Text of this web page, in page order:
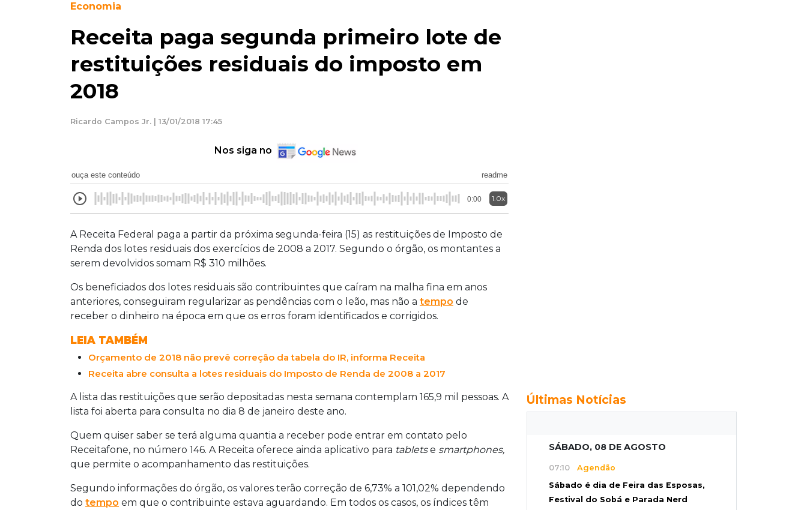
Economia
Receita paga segunda primeiro lote de
restituições residuais do imposto em
2018
Ricardo Campos Jr. | 13/01/2018 17:45
Nos siga no
ouça este conteúdo readme
0:00 1.0x
A Receita Federal paga a partir da próxima segunda-feira (15) as restituições de Imposto de
Renda dos lotes residuais dos exercícios de 2008 a 2017. Segundo o órgão, os montantes a
serem devolvidos somam R$ 310 milhões.
Os beneficiados dos lotes residuais são contribuintes que caíram na malha fina em anos
anteriores, conseguiram regularizar as pendências com o leão, mas não a tempo de
receber o dinheiro na época em que os erros foram identificados e corrigidos.
LEIA TAMBÉM
Orçamento de 2018 não prevê correção da tabela do IR, informa Receita
Receita abre consulta a lotes residuais do Imposto de Renda de 2008 a 2017
A lista das restituições que serão depositadas nesta semana contemplam 165,9 mil pessoas. A
lista foi aberta para consulta no dia 8 de janeiro deste ano.
Quem quiser saber se terá alguma quantia a receber pode entrar em contato pelo
Receitafone, no número 146. A Receita oferece ainda aplicativo para tabletse smartphones,
que permite o acompanhamento das restituições.
Segundo informações do órgão, os valores terão correção de 6,73% a 101,02% dependendo
do tempo em que o contribuinte estava aguardando. Em todos os casos, os índices têm
Últimas Notícias
SÁBADO, 08 DE AGOSTO
07:10 Agendão
Sábado é dia de Feira das Esposas,
Festival do Sobá e Parada Nerd